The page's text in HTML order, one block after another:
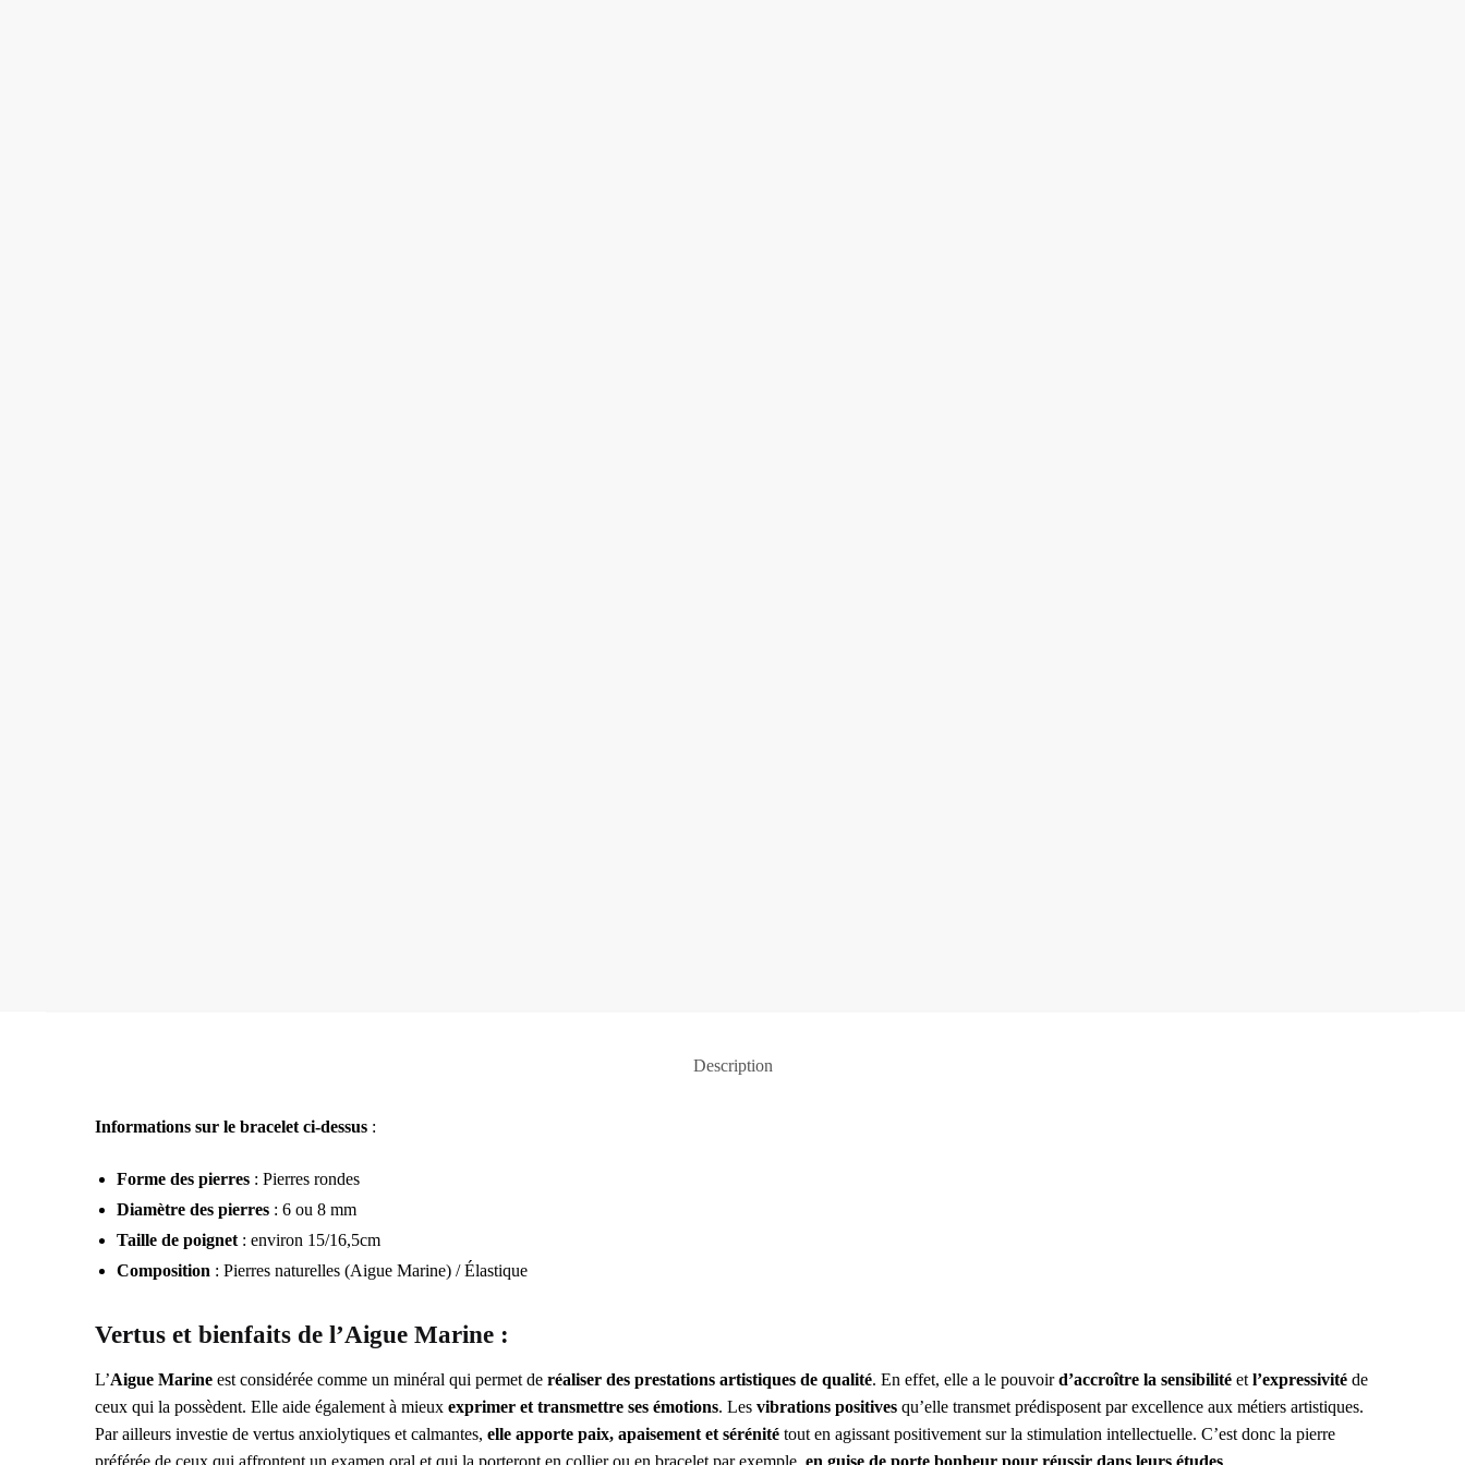
Description
Informations sur le bracelet ci-dessus :
Forme des pierres : Pierres rondes
Diamètre des pierres : 6 ou 8 mm
Taille de poignet : environ 15/16,5cm
Composition : Pierres naturelles (Aigue Marine) / Élastique
Vertus et bienfaits de l’Aigue Marine :
L’Aigue Marine est considérée comme un minéral qui permet deréaliser des prestations artistiques de qualité. En effet, elle a le pouvoird’accroître la sensibilité etl’expressivité de
ceux qui la possèdent. Elle aide également à mieuxexprimer et transmettre ses émotions. Lesvibrations positives qu’elle transmet prédisposent par excellence aux métiers artistiques.
Par ailleurs investie de vertus anxiolytiques et calmantes,elle apporte paix, apaisement et sérénité tout en agissant positivement sur la stimulation intellectuelle. C’est donc la pierre
préférée de ceux qui affrontent un examen oral et qui la porteront en collier ou en bracelet par exemple,en guise de porte bonheur pour réussir dans leurs études